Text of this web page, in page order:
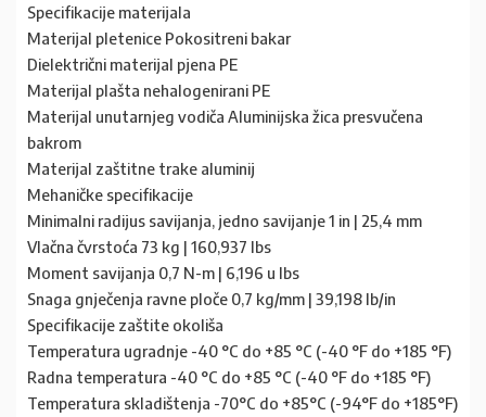
Specifikacije materijala
Materijal pletenice Pokositreni bakar
Dielektrični materijal pjena PE
Materijal plašta nehalogenirani PE
Materijal unutarnjeg vodiča Aluminijska žica presvučena
bakrom
Materijal zaštitne trake aluminij
Mehaničke specifikacije
Minimalni radijus savijanja, jedno savijanje 1 in | 25,4 mm
Vlačna čvrstoća 73 kg | 160,937 lbs
Moment savijanja 0,7 N-m | 6,196 u lbs
Snaga gnječenja ravne ploče 0,7 kg/mm ​​​​| 39,198 lb/in
Specifikacije zaštite okoliša
Temperatura ugradnje -40 °C do +85 °C (-40 °F do +185 °F)
Radna temperatura -40 °C do +85 °C (-40 °F do +185 °F)
Temperatura skladištenja -70°C do +85°C (-94°F do +185°F)